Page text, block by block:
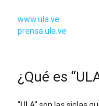
www.ula.ve
prensa.ula.ve
¿Qué es